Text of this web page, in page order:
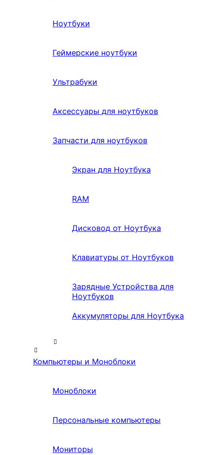
Ноутбуки
Геймерские ноутбуки
Ультрабуки
Аксессуары для ноутбуков
Запчасти для ноутбуков
Экран для Ноутбука
RAM
Дисковод от Ноутбука
Клавиатуры от Ноутбуков
Зарядные Устройства для
Ноутбуков
Аккумуляторы для Ноутбука
Компьютеры и Моноблоки
Моноблоки
Персональные компьютеры
Мониторы